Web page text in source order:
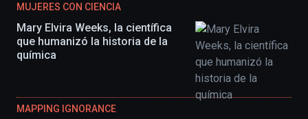
MUJERES CON CIENCIA
Mary Elvira Weeks, la científica
que humanizó la historia de la
química
MAPPING IGNORANCE